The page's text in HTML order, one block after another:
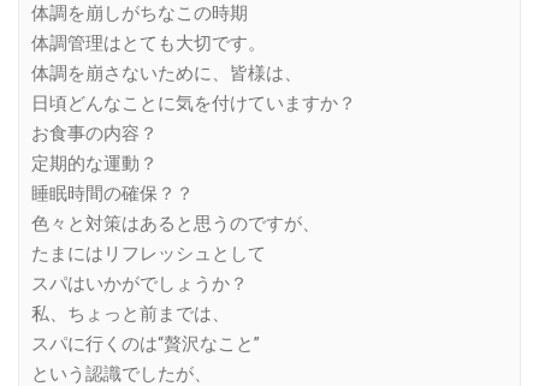
体調を崩しがちなこの時期
体調管理はとても大切です。
体調を崩さないために、皆様は、
日頃どんなことに気を付けていますか？
お食事の内容？
定期的な運動？
睡眠時間の確保？？
色々と対策はあると思うのですが、
たまにはリフレッシュとして
スパはいかがでしょうか？
私、ちょっと前までは、
スパに行くのは“贅沢なこと”
という認識でしたが、